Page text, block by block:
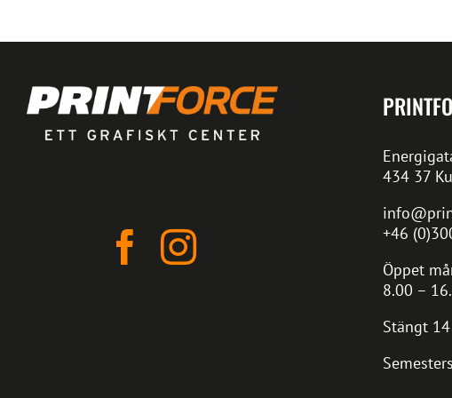
434 37
+46
Öppet
8.00 –
Stängt